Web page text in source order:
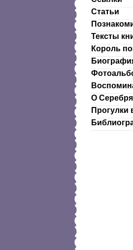
Статьи
Тексты
Король
О
Прогулки